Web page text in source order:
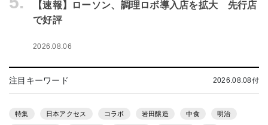
【速報】ローソン、調理ロボ導入店を拡大 先行店
で好評
2026.08.06
注目キーワード 2026.08.08付
特集 日本アクセス コラボ 岩田醸造 中食 明治